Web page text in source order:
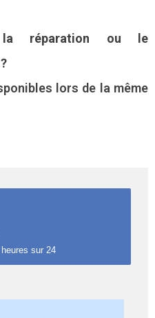
la réparation ou le
lors de la même
sur 24